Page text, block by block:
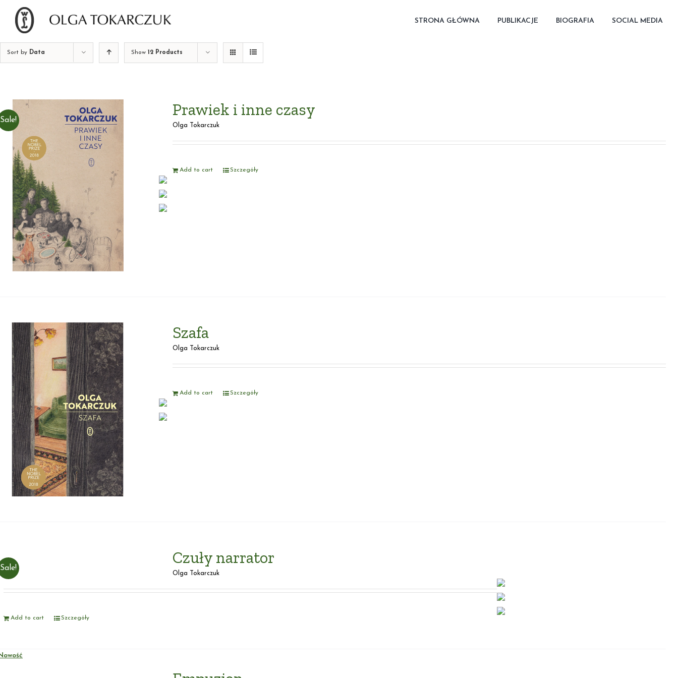
content
STRONA GŁÓWNA PUBLIKACJE BIOGRAFIA SOCIAL MEDIA
Sort by Data Show 12 Products
Sale!
Prawiek i inne czasy
Olga Tokarczuk
Add to cart Szczegóły
Szafa
Olga Tokarczuk
Add to cart Szczegóły
Sale!
Czuły narrator
Olga Tokarczuk
Add to cart Szczegóły